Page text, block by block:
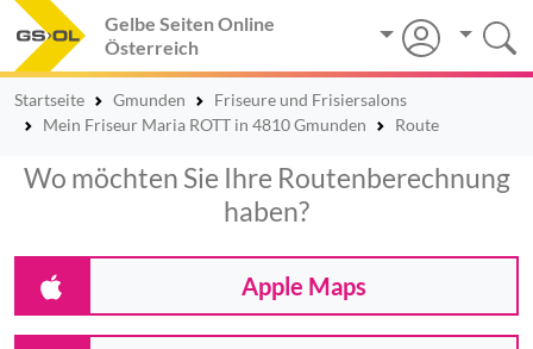
Gelbe Seiten Online
Österreich
Startseite Gmunden
Friseure und Frisiersalons
Mein Friseur Maria ROTT in 4810 Gmunden
Route
Wo möchten Sie Ihre Routenberechnung
haben?
Apple Maps